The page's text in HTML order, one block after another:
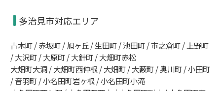
多治見市対応エリア
青木町 / 赤坂町 / 旭ヶ丘 / 生田町 / 池田町 / 市之倉町 / 上野町
/ 大沢町 / 大原町 / 大針町 / 大畑町赤松
大畑町大洞 / 大畑町西仲根 / 大畑町 / 大薮町 / 奥川町 / 小田町
/ 音羽町 / 小名田町岩ヶ根 / 小名田町小滝